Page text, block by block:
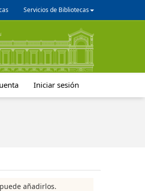
Servicios de Bibliotecas
Iniciar sesión
añadirlos.